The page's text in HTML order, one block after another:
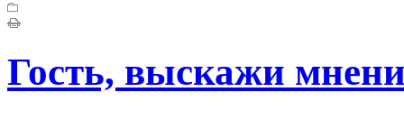
Гость, выскажи